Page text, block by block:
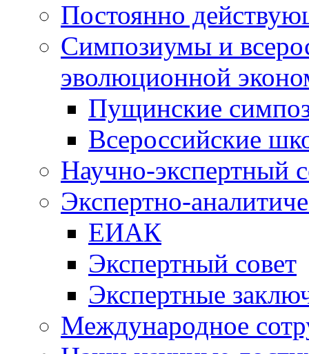
Постоянно
Симпозиумы и
эволюционной
Пущинские
Всероссийские
Научно-экспертный
Экспертно-
ЕИАК
Экспертный совет
Экспертные
Международное